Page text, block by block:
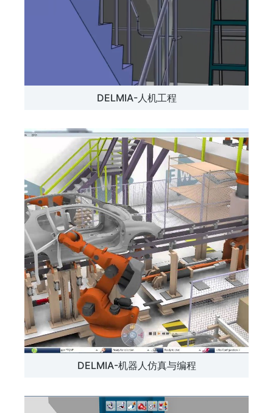
DELMIA-人机工程
DELMIA-机器人仿真与编程